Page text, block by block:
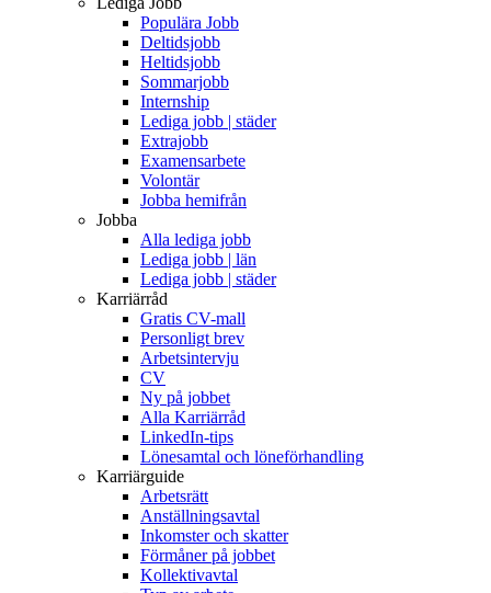
Populära Jobb
Deltidsjobb
Heltidsjobb
Sommarjobb
Internship
Lediga jobb | städer
Extrajobb
Examensarbete
Volontär
Jobba hemifrån
Jobba
Alla lediga jobb
Lediga jobb | län
Lediga jobb | städer
Karriärråd
Gratis CV-mall
Personligt brev
Arbetsintervju
CV
Ny på jobbet
Alla Karriärråd
LinkedIn-tips
Lönesamtal och löneförhandling
Karriärguide
Arbetsrätt
Anställningsavtal
Inkomster och skatter
Förmåner på jobbet
Kollektivavtal